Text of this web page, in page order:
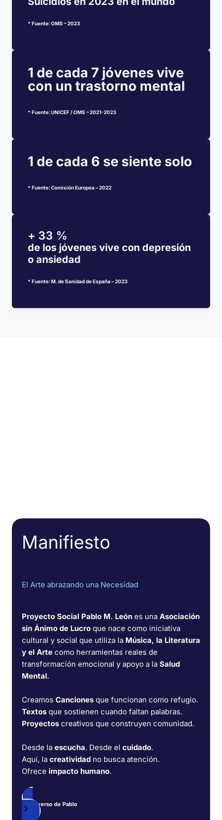
* Fuente: OMS – 2023
1 de cada 7 jóvenes vive
con un trastorno mental
* Fuente: UNICEF / OMS – 2021-2023
1 de cada 6 se siente solo
* Fuente: Comisión Europea – 2022
+ 33 %
de los jóvenes vive con depresión
o ansiedad
* Fuente: M. de Sanidad de España – 2023
Manifiesto
El Arte abrazando una Necesidad
Proyecto Social Pablo M. León es una Asociación
sin Ánimo de Lucro que nace como iniciativa
cultural y social que utiliza la Música, la Literatura
y el Arte como herramientas reales de
transformación emocional y apoyo a la Salud
Mental.
Creamos Canciones que funcionan como refugio.
Textos que sostienen cuando faltan palabras.
Proyectos creativos que construyen comunidad.
Desde la escucha. Desde el cuidado.
Aquí, la creatividad no busca atención.
Ofrece impacto humano.
El Universo de Pablo